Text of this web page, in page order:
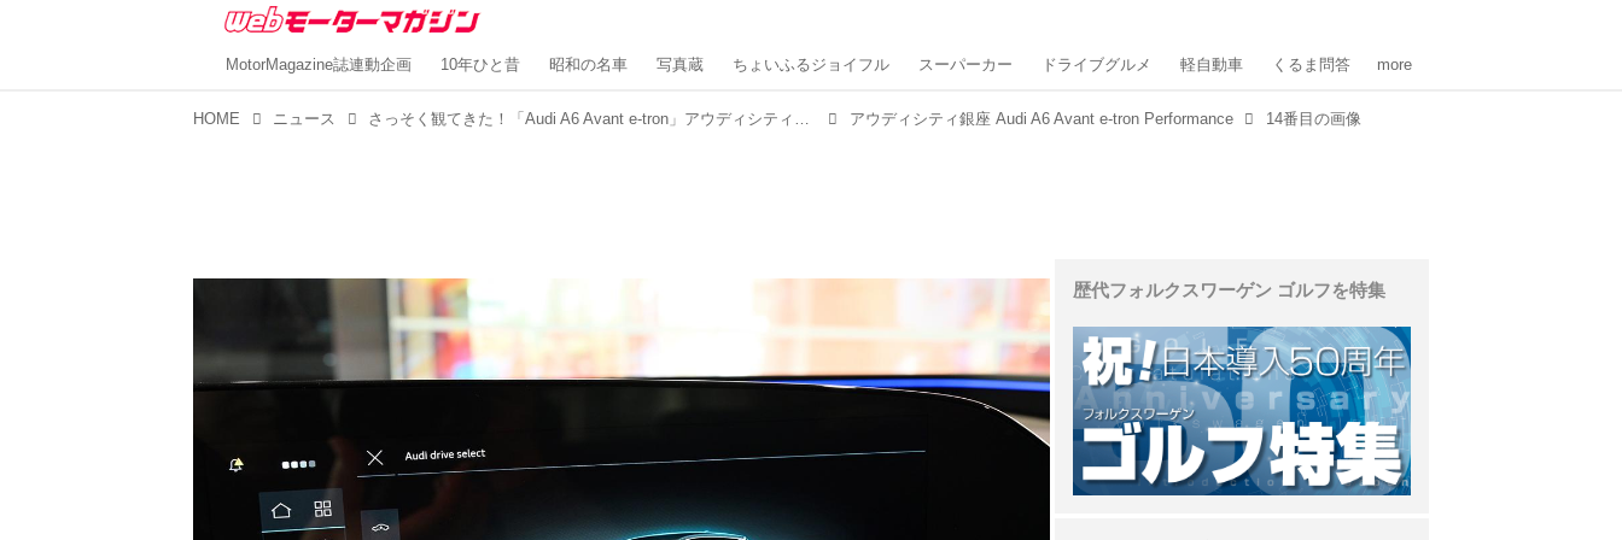
MotorMagazine誌連動企画 10年ひと昔 昭和の名車 写真蔵 ちょいふるジョイフル スーパーカー ドライブグルメ 軽自動車 くるま問答 more
HOME ニュース さっそく観てきた！「Audi A6 Avant e-tron」アウディシティ銀座にて先行公開中 アウディシティ銀座 Audi A6 Avant e-tron Performance 14番目の画像
歴代フォルクスワーゲン ゴルフを特集